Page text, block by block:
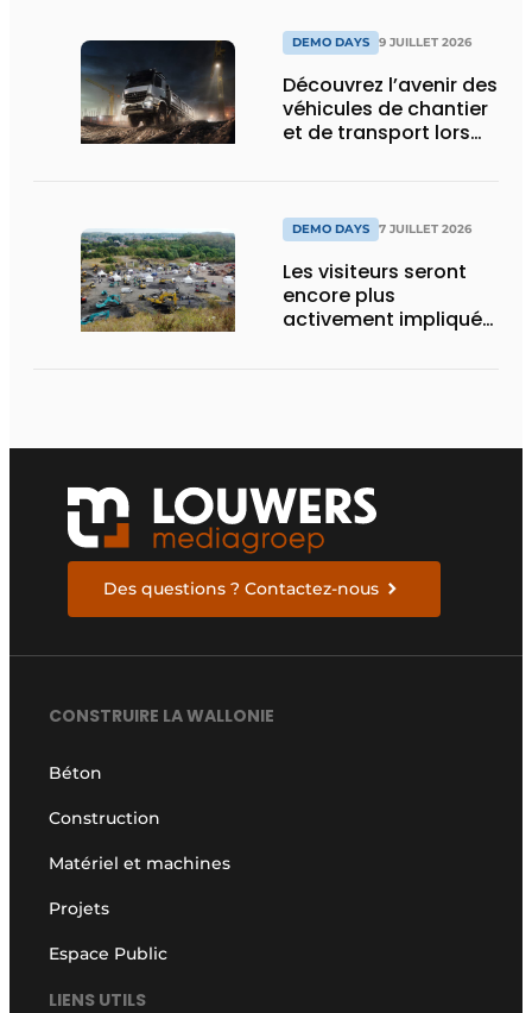
DEMO DAYS 9 JUILLET 2026
Découvrez l’avenir des
véhicules de chantier
et de transport lors
DEMO DAYS 7 JUILLET 2026
Les visiteurs seront
encore plus
activement impliqués
Des questions ? Contactez-nous
CONSTRUIRE LA WALLONIE
Béton
Construction
Matériel et machines
Projets
Espace Public
LIENS UTILS